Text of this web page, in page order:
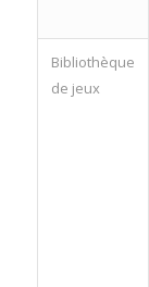
Bibliothèque
de jeux